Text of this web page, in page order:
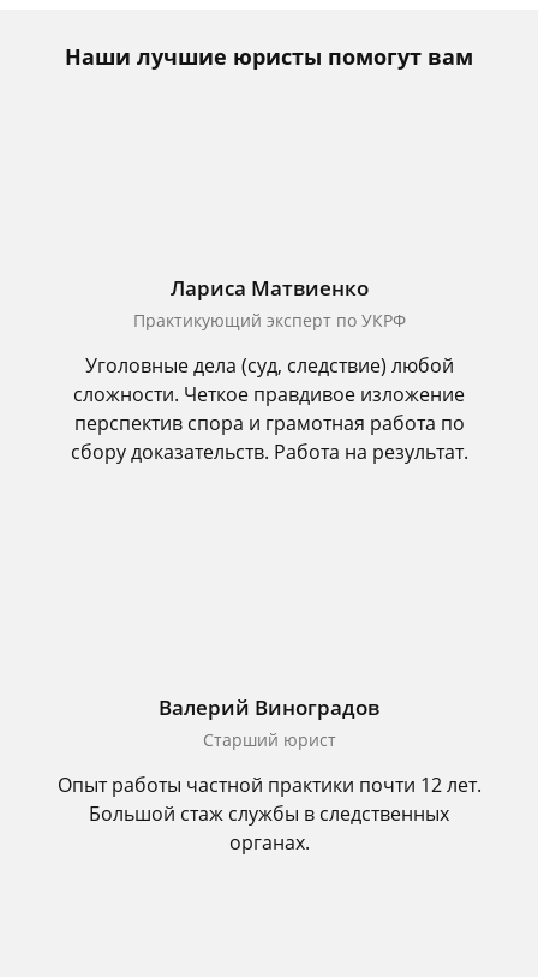
Наши лучшие юристы помогут вам
Лариса Матвиенко
Практикующий эксперт по УКРФ
Уголовные дела (суд, следствие) любой
сложности. Четкое правдивое изложение
перспектив спора и грамотная работа по
сбору доказательств. Работа на результат.
Валерий Виноградов
Старший юрист
Опыт работы частной практики почти 12 лет.
Большой стаж службы в следственных
органах.